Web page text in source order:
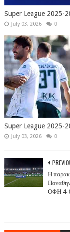
Super League 2025-
July 03, 2026 0
Super League 2025-
July 03, 2026 0
Η
ΟΦΗ 4-